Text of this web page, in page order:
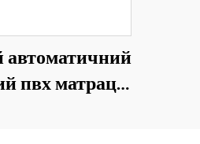
автоматичний
пвх матрац